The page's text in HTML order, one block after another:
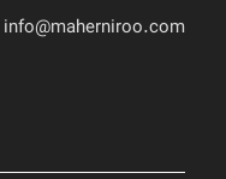
info@maherniroo.com